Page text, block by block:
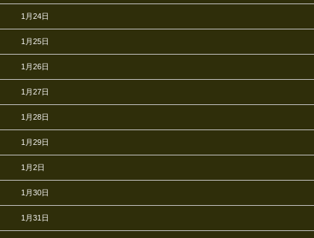
1月24日
1月25日
1月26日
1月27日
1月28日
1月29日
1月2日
1月30日
1月31日